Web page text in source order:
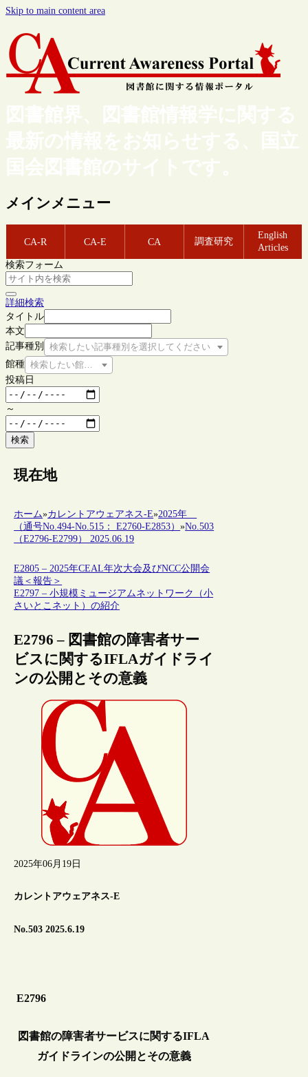
Skip to main content area
図書館界、図書館情報学に関する
最新の情報をお知らせする、国立
国会図書館のサイトです。
メインメニュー
CA-R CA-E CA 調査研究
English
Articles
検索フォーム
詳細検索
タイトル
本文
記事種別
検索したい記事種別を選択してください
館種 検索したい館種を選択してください
投稿日
～
検索
現在地
ホーム»カレントアウェアネス-E»2025年
（通号No.494-No.515： E2760-E2853）»No.503
（E2796-E2799） 2025.06.19
E2805 – 2025年CEAL年次大会及びNCC公開会
議＜報告＞
E2797 – 小規模ミュージアムネットワーク（小
さいとこネット）の紹介
E2796 – 図書館の障害者サー
ビスに関するIFLAガイドライ
ンの公開とその意義
2025年06月19日
カレントアウェアネス-E
No.503 2025.6.19
E2796
図書館の障害者サービスに関するIFLA
ガイドラインの公開とその意義